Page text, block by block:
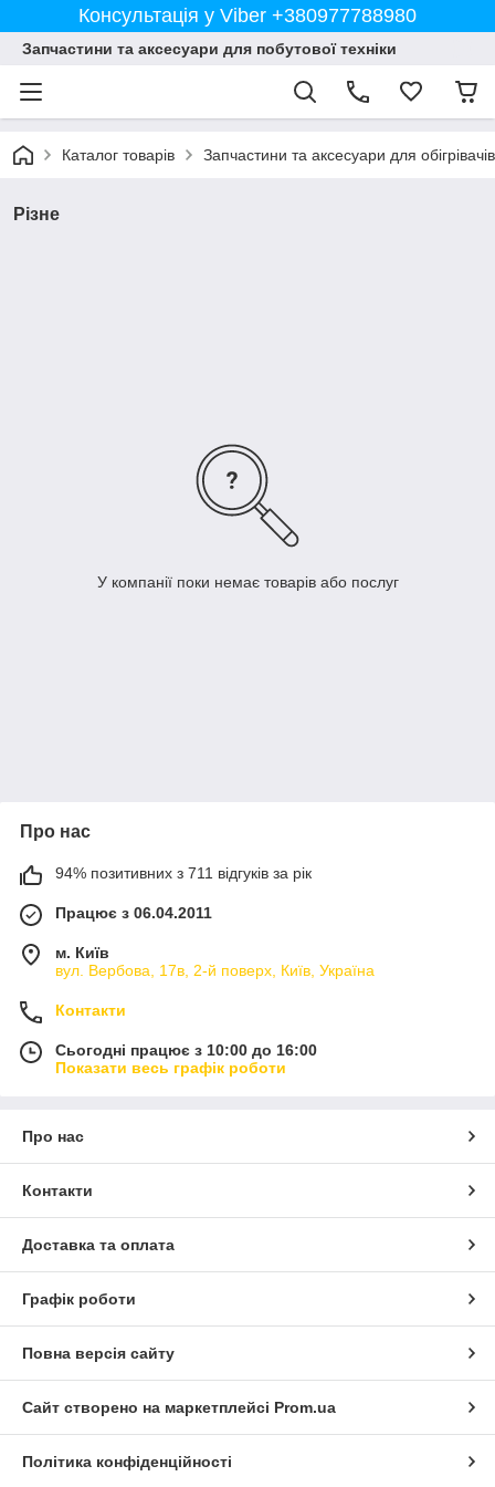
Консультація у Viber +380977788980
Запчастини та аксесуари для побутової техніки
Каталог товарів Запчастини та аксесуари для
Різне
У компанії поки немає товарів або послуг
Про нас
94% позитивних з 711 відгуків за рік
Працює з 06.04.2011
м. Київ
вул. Вербова, 17в, 2-й поверх, Київ, Україна
Контакти
Сьогодні працює з 10:00 до 16:00
Показати весь графік роботи
Про нас
Контакти
Доставка та оплата
Графік роботи
Повна версія сайту
Сайт створено на маркетплейсі Prom.ua
Політика конфіденційності